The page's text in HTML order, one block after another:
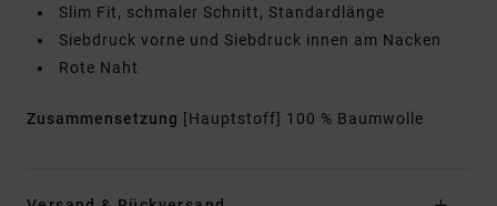
Slim Fit, schmaler Schnitt, Standardlänge
Siebdruck vorne und Siebdruck innen am Nacken
Rote Naht
Zusammensetzung [Hauptstoff] 100 % Baumwolle